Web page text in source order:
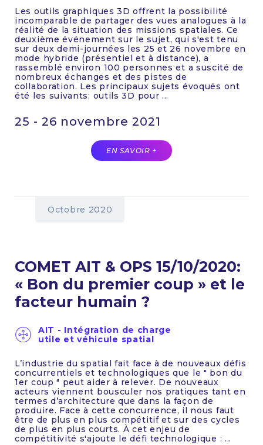
25 - 26 novembre 2021
Les outils graphiques 3D offrent la possibilité
incomparable de partager des vues analogues à la
réalité de la situation des missions spatiales. Ce
deuxième événement sur le sujet, qui s'est tenu
sur deux demi-journées les 25 et 26 novembre en
mode hybride (présentiel et à distance), a
rassemblé environ 100 personnes et a suscité de
nombreux échanges et des pistes de
collaboration. Les principaux sujets évoqués ont
été les suivants: outils 3D pour ...
EN SAVOIR +
Octobre 2020
COMET AIT & OPS 15/10/2020:
« Bon du premier coup » et le
facteur humain ?
AIT - Intégration de charge
utile et véhicule spatial
L’industrie du spatial fait face à de nouveaux défis
concurrentiels et technologiques que le " bon du
1er coup " peut aider à relever. De nouveaux
acteurs viennent bousculer nos pratiques tant en
termes d’architecture que dans la façon de
produire. Face à cette concurrence, il nous faut
être de plus en plus compétitif et sur des cycles
de plus en plus courts. À cet enjeu de
compétitivité s'ajoute le défi technologique : ...